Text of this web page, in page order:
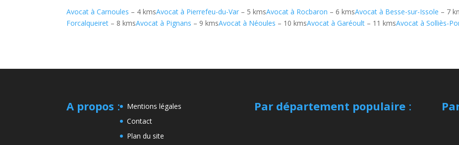
Avocat à Carnoules – 4 kmsAvocat à Pierrefeu-du-Var – 5 kmsAvocat à Rocbaron – 6 kmsAvocat à Besse-sur-Issole – 7
Forcalqueiret – 8 kmsAvocat à Pignans – 9 kmsAvocat à Néoules – 10 kmsAvocat à Garéoult – 11 kmsAvocat à Solliès-
A propos :
Mentions légales
Contact
Plan du site
Par département populaire: